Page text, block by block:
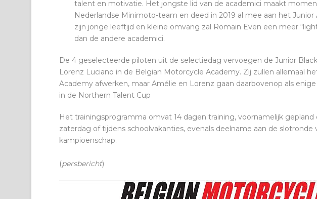
talent en motivatie. Het jongste lid van de academici maakt
Nederlandse Minimoto-team en deed in 2019 al mee aan het Junior
zijn jonge leeftijd en kleine omvang zal Romain Even een meer
dan de andere academici.
De 4 geselecteerde piloten uit de selectiedag vervoegen de Junior
Lorenz Luciano in de Belgian Motorcycle Academy. Zij zullen allemaal
Academy afwerken, maar Amélie en Lorenz gaan daarbovenop als
in de Northern Talent Cup
Het trainingsprogramma omvat 14 dagen training, voornamelijk
zaterdag of tijdens schoolvakanties, evenals deelname aan de
kampioenschap.
(persbericht)